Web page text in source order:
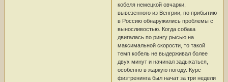
кобеля немецкой овчарки,
вывезенного из Венгрии, по прибытию
в Россию обнаружились проблемы с
выносливостью. Когда собака
двигалась по рингу рысью на
максимальной скорости, то такой
темп кобель не выдерживал более
двух минут и начинал задыхаться,
особенно в жаркую погоду. Курс
физтренинга был начат за три недели